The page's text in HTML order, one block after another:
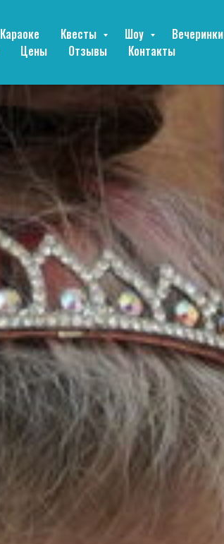
Караоке Квесты Шоу
Вечеринки
Цены Отзывы Контакты